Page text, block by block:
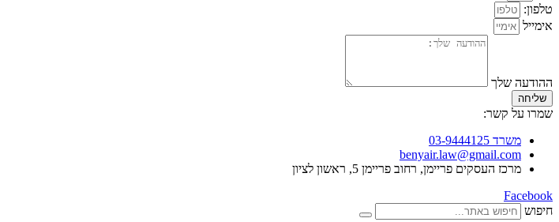
טלפון:
אימייל
ההודעה שלך
שליחה
שמרו על קשר:
משרד 03-9444125
benyair.law@gmail.com
מרכז העסקים פריימן, רחוב פריימן 5, ראשון לציון
Facebook
חיפוש